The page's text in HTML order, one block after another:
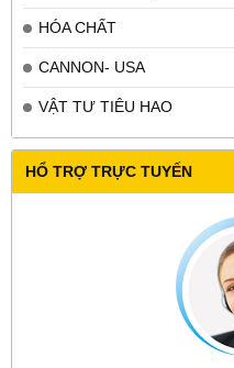
HÓA CHẤT
CANNON- USA
VẬT TƯ TIÊU HAO
HỔ TRỢ TRỰC TUYẾN